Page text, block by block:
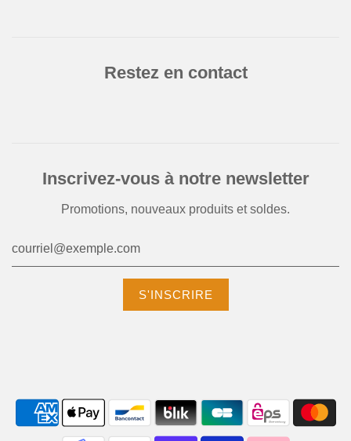
Restez en contact
Inscrivez-vous à notre newsletter
Promotions, nouveaux produits et soldes.